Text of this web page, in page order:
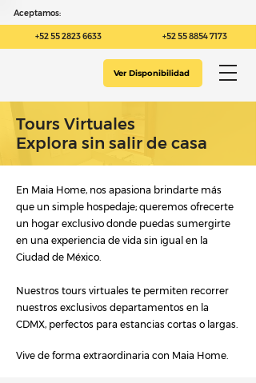
+52 55 2823 6633 +52 55 8854 7173
Aceptamos:
Ver Disponibilidad
Tours Virtuales
Explora sin salir de casa
En Maia Home, nos apasiona brindarte más
que un simple hospedaje; queremos ofrecerte
un hogar exclusivo donde puedas sumergirte
en una experiencia de vida sin igual en la
Ciudad de México.
Nuestros tours virtuales te permiten recorrer
nuestros exclusivos departamentos en la
CDMX, perfectos para estancias cortas o largas.
Vive de forma extraordinaria con Maia Home.